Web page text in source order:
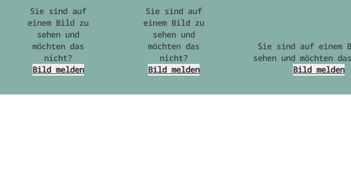
Sie sind auf
einem Bild zu
sehen und
möchten das
nicht?
Bild melden
Sie sind auf
einem Bild zu
sehen und
möchten das
nicht?
Bild melden
Sie sind auf einem
sehen und möchten
Bild melden